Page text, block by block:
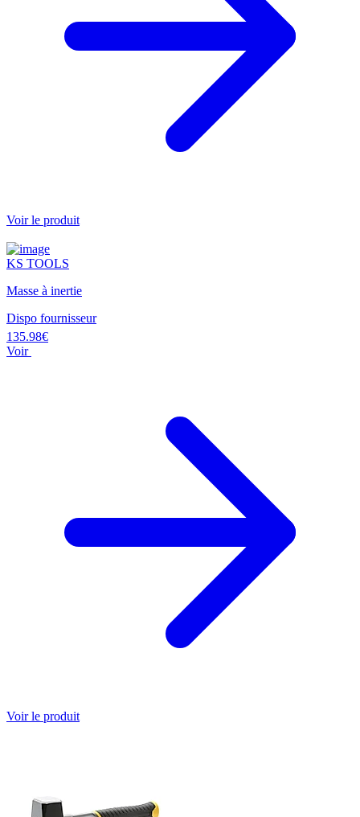
Voir le produit
KS TOOLS
Masse à inertie
Dispo fournisseur
135.98€
Voir
Voir le produit